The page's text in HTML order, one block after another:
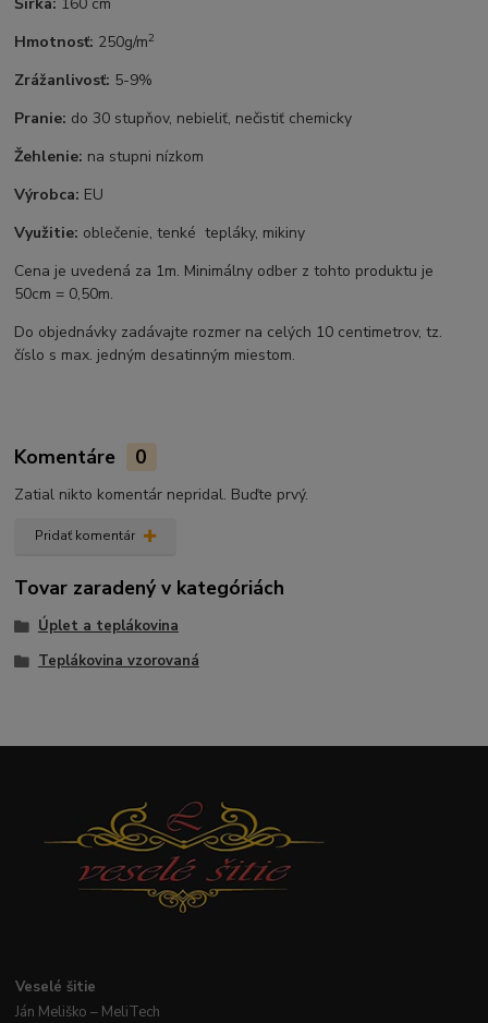
Hmotnosť: 250g/m2
Zrážanlivosť: 5-9%
Pranie: do 30 stupňov, nebieliť, nečistiť chemicky
Žehlenie: na stupni nízkom
Výrobca: EU
Využitie: oblečenie, tenké tepláky, mikiny
Cena je uvedená za 1m. Minimálny odber z tohto produktu je
50cm = 0,50m.
Do objednávky zadávajte rozmer na celých 10 centimetrov, tz.
číslo s max. jedným desatinným miestom.
Komentáre 0
Zatial nikto komentár nepridal. Buďte prvý.
Pridať komentár
Tovar zaradený v kategóriách
Úplet a teplákovina
Teplákovina vzorovaná
Veselé šitie
Ján Meliško – MeliTech